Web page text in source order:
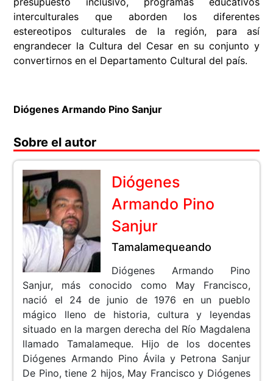
interculturales que aborden los diferentes
estereotipos culturales de la región, para así
engrandecer la Cultura del Cesar en su conjunto y
convertirnos en el Departamento Cultural del país.
Diógenes Armando Pino Sanjur
Sobre el autor
Diógenes
Armando Pino
Sanjur
Tamalamequeando
Diógenes Armando Pino
Sanjur, más conocido como May Francisco,
nació el 24 de junio de 1976 en un pueblo
mágico lleno de historia, cultura y leyendas
situado en la margen derecha del Río Magdalena
llamado Tamalameque. Hijo de los docentes
Diógenes Armando Pino Ávila y Petrona Sanjur
De Pino, tiene 2 hijos, May Francisco y Diógenes